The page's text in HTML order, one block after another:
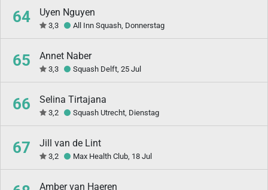
64 Uyen Nguyen
3,3 All Inn Squash, Donnerstag
65 Annet Naber
3,3 Squash Delft, 25 Jul
66 Selina Tirtajana
3,2 Squash Utrecht, Dienstag
67 Jill van de Lint
3,2 Max Health Club, 18 Jul
Amber van Haeren